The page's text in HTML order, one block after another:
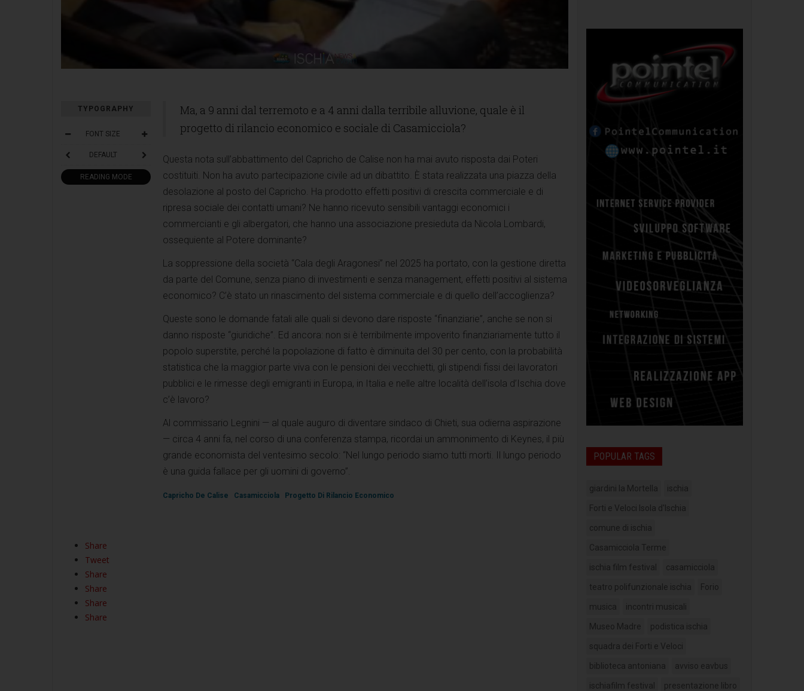
TYPOGRAPHY
FONT SIZE
DEFAULT
READING MODE
Ma, a 9 anni dal terremoto e a 4 anni dalla terribile alluvione, quale è il
progetto di rilancio economico e sociale di Casamicciola?
Questa nota sull’abbattimento del Capricho de Calise non ha mai avuto risposta dai Poteri
costituiti. Non ha avuto partecipazione civile ad un dibattito. È stata realizzata una piazza della
desolazione al posto del Capricho. Ha prodotto effetti positivi di crescita commerciale e di
ripresa sociale dei contatti umani? Ne hanno ricevuto sensibili vantaggi economici i
commercianti e gli albergatori, che hanno una associazione presieduta da Nicola Lombardi,
ossequiente al Potere dominante?
La soppressione della società “Cala degli Aragonesi” nel 2025 ha portato, con la gestione diretta
da parte del Comune, senza piano di investimenti e senza management, effetti positivi al sistema
economico? C’è stato un rinascimento del sistema commerciale e di quello dell’accoglienza?
Queste sono le domande fatali alle quali si devono dare risposte “finanziarie”, anche se non si
danno risposte “giuridiche”. Ed ancora: non si è terribilmente impoverito finanziariamente tutto il
popolo superstite, perché la popolazione di fatto è diminuita del 30 per cento, con la probabilità
statistica che la maggior parte viva con le pensioni dei vecchietti, gli stipendi fissi dei lavoratori
pubblici e le rimesse degli emigranti in Europa, in Italia e nelle altre località dell’isola d’Ischia dove
c’è lavoro?
Al commissario Legnini — al quale auguro di diventare sindaco di Chieti, sua odierna aspirazione
— circa 4 anni fa, nel corso di una conferenza stampa, ricordai un ammonimento di Keynes, il più
grande economista del ventesimo secolo: “Nel lungo periodo siamo tutti morti. Il lungo periodo
è una guida fallace per gli uomini di governo”.
Capricho De Calise Casamicciola Progetto Di Rilancio Economico
Share
Tweet
Share
Share
Share
Share
POPULAR TAGS
giardini la Mortella ischia
Forti e Veloci Isola d'Ischia
comune di ischia
Casamicciola Terme
ischia film festival casamicciola
teatro polifunzionale ischia Forio
musica incontri musicali
Museo Madre podistica ischia
squadra dei Forti e Veloci
biblioteca antoniana avviso eavbus
ischiafilm festival presentazione libro